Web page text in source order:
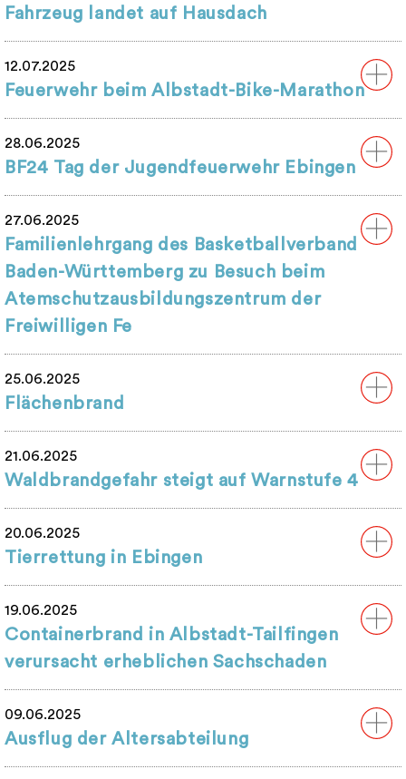
Fahrzeug landet auf Hausdach
12.07.2025
Feuerwehr beim Albstadt-Bike-Marathon
28.06.2025
BF24 Tag der Jugendfeuerwehr Ebingen
27.06.2025
Familienlehrgang des Basketballverband
Baden-Württemberg zu Besuch beim
Atemschutzausbildungszentrum der
Freiwilligen Fe
25.06.2025
Flächenbrand
21.06.2025
Waldbrandgefahr steigt auf Warnstufe 4
20.06.2025
Tierrettung in Ebingen
19.06.2025
Containerbrand in Albstadt-Tailfingen
verursacht erheblichen Sachschaden
09.06.2025
Ausflug der Altersabteilung